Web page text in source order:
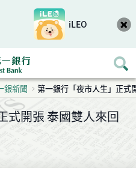
iLEO
銀新聞 第一銀行「夜市人生」正式
式開張 泰國雙人來回